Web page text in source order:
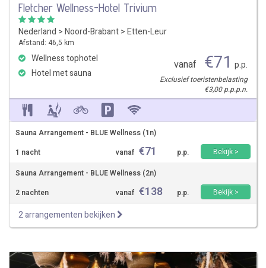
Fletcher Wellness-Hotel Trivium
Nederland >Noord-Brabant>Etten-Leur
Afstand: 46,5 km
Wellness tophotel
Hotel met sauna
vanaf €71 p.p.
Exclusief toeristenbelasting
€3,00 p.p.p.n.
Sauna Arrangement - BLUE Wellness (1n)
1 nacht
vanaf €71 p.p.
Bekijk >
Sauna Arrangement - BLUE Wellness (2n)
2 nachten
vanaf €138 p.p. Bekijk >
2 arrangementen bekijken